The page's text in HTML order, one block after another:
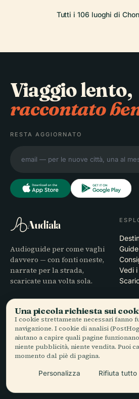
Tutti i 106 luoghi di
Viaggio lento,
raccontato
RESTA AGGIORNATO
Audiala
Audioguide per come vaghi
davvero — con fonti oneste,
narrate per la strada,
scaricate una volta sola.
Guide
Vedi
Chi siamo
Processo editoriale
Missione
Una piccola richiesta sui
I cookie strettamente necessari fanno
navigazione. I cookie di analisi
aiutano a capire quali pagine
niente pubblicità, niente vendita. Puoi
momento dal piè di pagina.
Personalizza Rifiuta tutto